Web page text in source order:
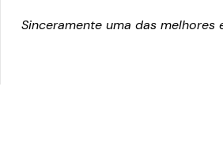
Sinceramente uma das